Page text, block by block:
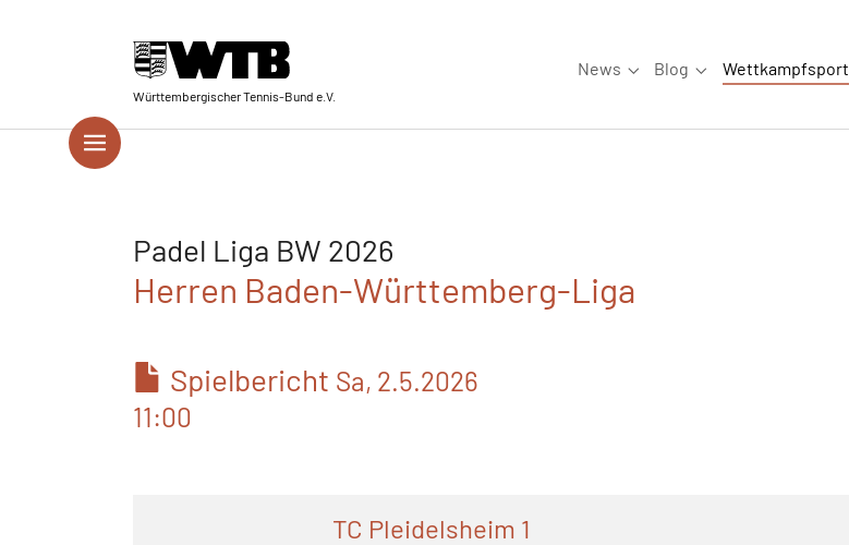
Württembergischer Tennis-Bund e.V.
News
Submenu for "News"
Blog
Submenu for "Blog"
Wettkampfsport
Padel Liga BW 2026
Herren Baden-Württemberg-Liga
Spielbericht Sa, 2.5.2026
11:00
TC Pleidelsheim 1